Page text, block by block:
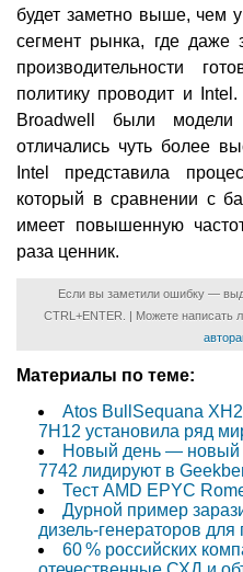
будет заметно выше, чем
сегмент рынка, где даже
производительности
политику проводит и
Broadwell были
отличались чуть более
Intel представила
который в сравнении с
имеет повышенную
раза ценник.
Если вы заметили ошибку —
CTRL+ENTER. | Можете написать
Материалы по теме:
Atos BullSequana
7H12 установила ряд
Новый день — новый
7742 лидируют в
Тест AMD EPYC
Дурной пример
дизель-генераторов
60 % российских